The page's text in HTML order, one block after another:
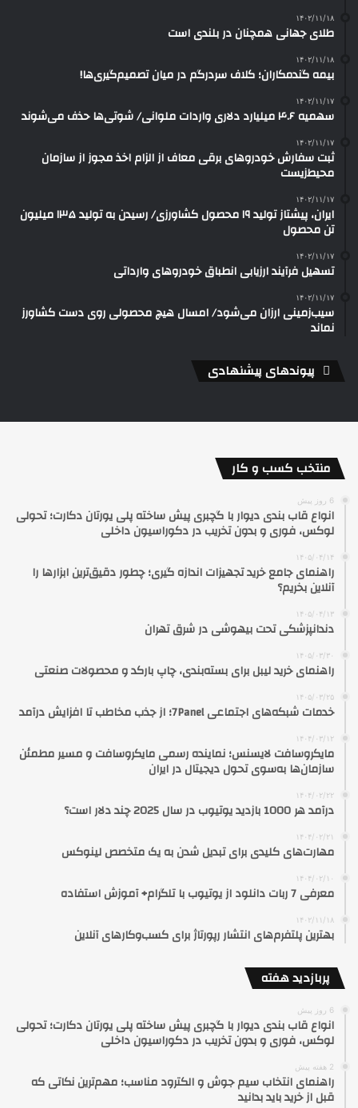
۱۴۰۲/۱۱/۱۸
طلای جهانی همچنان در بلندی است
۱۴۰۲/۱۱/۱۸
بیمه گندمکاران؛ کلاف سردرگم در میان تصمیم‌گیری‌ها!
۱۴۰۲/۱۱/۱۷
سهمیه ۴.۶ میلیارد دلاری واردات ملوانی/ شوتی‌ها حذف می‌شوند
۱۴۰۲/۱۱/۱۷
ثبت سفارش خودروهای برقی معاف از الزام اخذ مجوز از سازمان
محیط‌زیست
۱۴۰۲/۱۱/۱۷
ایران، پیشتاز تولید ۱۹ محصول کشاورزی/ رسیدن به تولید ۱۳۵ میلیون
تن محصول
۱۴۰۲/۱۱/۱۷
تسهیل فرآیند ارزیابی انطباق خودروهای وارداتی
۱۴۰۲/۱۱/۱۷
سیب‌زمینی ارزان می‌شود/ امسال هیچ محصولی روی دست کشاورز
نماند
پیوندهای پیشنهادی
منتخب کسب و کار
6 روز پیش
انواع قاب بندی دیوار با گچبری پیش ساخته پلی یورتان دکارت؛ تحولی
لوکس، فوری و بدون تخریب در دکوراسیون داخلی
۱۴۰۵/۰۴/۱۴
راهنمای جامع خرید تجهیزات اندازه گیری؛ چطور دقیق‌ترین ابزارها را
آنلاین بخریم؟
۱۴۰۵/۰۴/۱۳
دندانپزشکی تحت بیهوشی در شرق تهران
۱۴۰۵/۰۳/۳۰
راهنمای خرید لیبل برای بسته‌بندی، چاپ بارکد و محصولات صنعتی
۱۴۰۵/۰۳/۲۵
خدمات شبکه‌های اجتماعی 7Panel؛ از جذب مخاطب تا افزایش درآمد
۱۴۰۴/۰۳/۱۲
مایکروسافت لایسنس؛ نماینده رسمی مایکروسافت و مسیر مطمئن
سازمان‌ها به‌سوی تحول دیجیتال در ایران
۱۴۰۴/۰۲/۲۲
درآمد هر 1000 بازدید یوتیوب در سال 2025 چند دلار است؟
۱۴۰۴/۰۲/۲۱
مهارت‌های کلیدی برای تبدیل شدن به یک متخصص لینوکس
۱۴۰۴/۰۲/۱۰
معرفی 7 ربات دانلود از یوتیوب با تلگرام+ آموزش استفاده
۱۴۰۲/۱۱/۱۸
بهترین پلتفرم‌های انتشار رپورتاژ برای کسب‌وکارهای آنلاین
پربازدید هفته
6 روز پیش
انواع قاب بندی دیوار با گچبری پیش ساخته پلی یورتان دکارت؛ تحولی
لوکس، فوری و بدون تخریب در دکوراسیون داخلی
2 هفته پیش
راهنمای انتخاب سیم جوش و الکترود مناسب؛ مهم‌ترین نکاتی که
قبل از خرید باید بدانید